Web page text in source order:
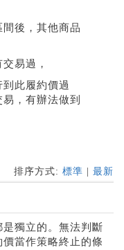
後，其他商品
易過，
此履約價過
，有辦法做到
排序方式: 標準 最新
獨立的。無法判斷
當作策略終止的條